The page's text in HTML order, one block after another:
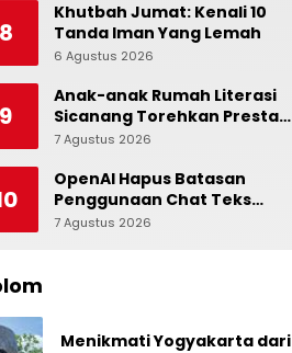
8
Khutbah Jumat: Kenali 10
Tanda Iman Yang Lemah
6 Agustus 2026
9
Anak-anak Rumah Literasi
Sicanang Torehkan Prestasi
pada Peringatan Hari Anak
Medan Belawan
7 Agustus 2026
OpenAI Hapus Batasan
Penggunaan Chat Teks
untuk Akun Gratis ChatGPT
7 Agustus 2026
Menikmati Yogyakarta dari